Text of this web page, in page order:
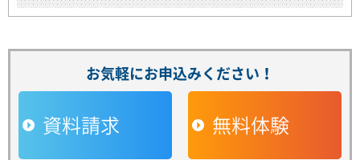
お気軽にお申込みください！
資料請求 無料体験